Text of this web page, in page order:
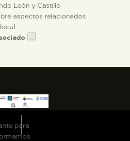
León y Castillo
aspectos relacionados
para